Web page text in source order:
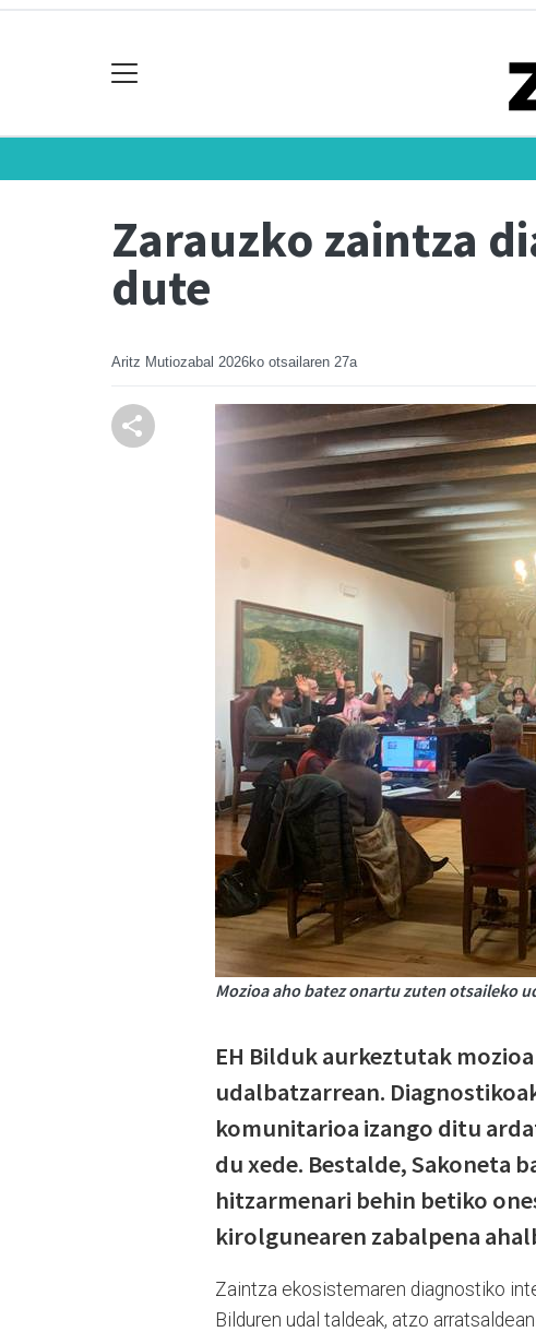
Zarauzko zaintza
dute
Aritz Mutiozabal 2026ko otsailaren 27a
Mozioa aho batez onartu zuten otsaileko
EH Bilduk aurkeztutak
udalbatzarrean.
komunitarioa izango ditu
du xede. Bestalde, Sakoneta
hitzarmenari behin betiko
kirolgunearen zabalpena
Zaintza ekosistemaren diagnostiko
Bilduren udal taldeak, atzo